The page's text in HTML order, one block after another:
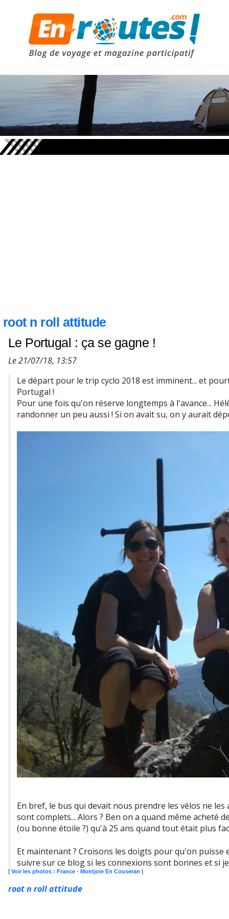
root n roll attitude
Le Portugal : ça se gagne !
Le 21/07/18, 13:57
Le départ pour le trip cyclo 2018 est imminent... et
Portugal !
Pour une fois qu'on réserve longtemps à l'avance...
randonner un peu aussi ! Si on avait su, on y aurait
En bref, le bus qui devait nous prendre les vélos ne
sont complets... Alors ? Ben on a quand même
(ou bonne étoile ?) qu'à 25 ans quand tout était plus
Et maintenant ? Croisons les doigts pour qu'on puisse
suivre sur ce blog si les connexions sont bonnes et si
[ Voir les photos : France - Montjoie En Couseran ]
root n roll attitude